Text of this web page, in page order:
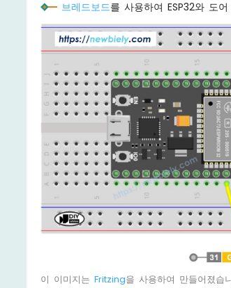
브레드보드를 사용하여 ESP32와 도
이 이미지는Fritzing을 사용하여 만들어졌습